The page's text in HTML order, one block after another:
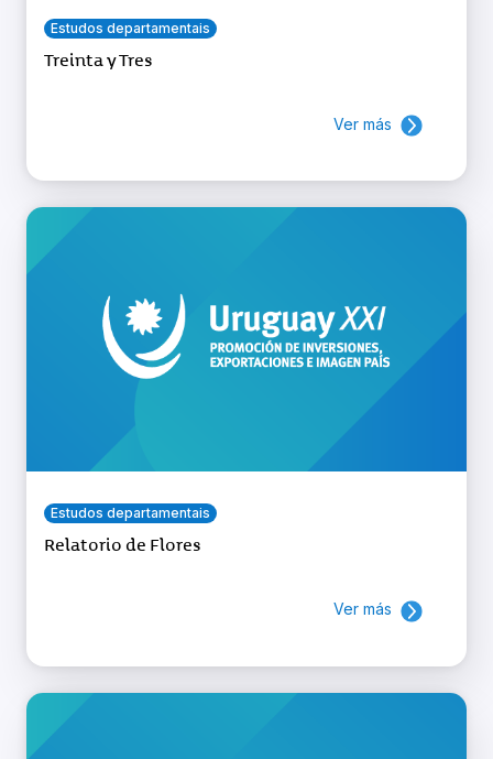
Estudos departamentais
Treinta y Tres
Ver más
Estudos departamentais
Relatorio de Flores
Ver más